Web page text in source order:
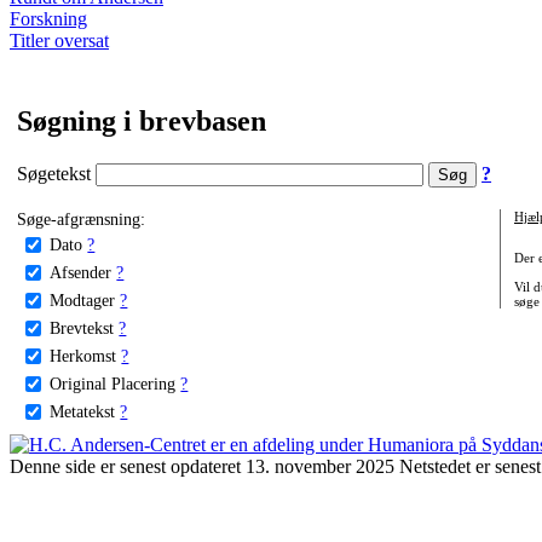
Forskning
Titler oversat
Søgning i brevbasen
Søgetekst ?
Søge-afgrænsning:
Dato ?
Afsender ?
Modtager ?
Brevtekst ?
Herkomst ?
Original Placering ?
Metatekst ?
Der
Vil
Denne side er senest opdateret 13. november 2025 Netstedet er